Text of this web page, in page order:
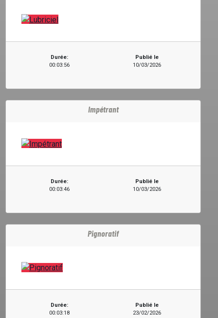
Durée:
00:03:56
Publié le
10/03/2026
Impétrant
Durée:
00:03:46
Publié le
10/03/2026
Pignoratif
Durée:
00:03:18
Publié le
23/02/2026